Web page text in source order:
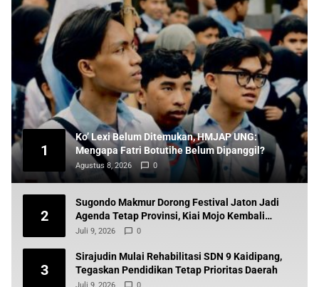
1
Ko’ Lexi Belum Ditemukan, HMJAP UNG:
Mengapa Fatri Botutihe Belum Dipanggil?
Agustus 8, 2026 0
2
Sugondo Makmur Dorong Festival Jaton Jadi
Agenda Tetap Provinsi, Kiai Mojo Kembali
Disuarakan
Juli 9, 2026 0
3
Sirajudin Mulai Rehabilitasi SDN 9 Kaidipang,
Tegaskan Pendidikan Tetap Prioritas Daerah
Juli 9, 2026 0